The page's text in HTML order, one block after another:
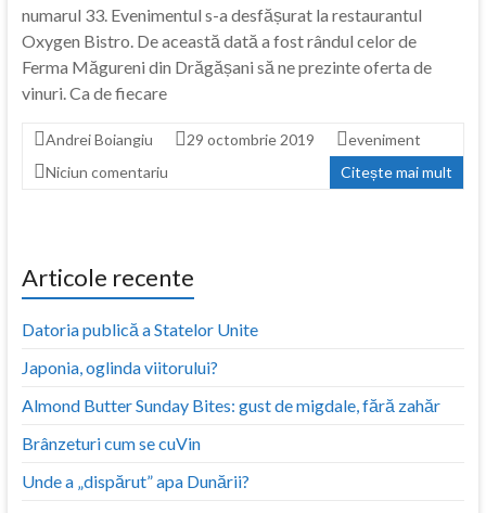
numarul 33. Evenimentul s-a desfășurat la restaurantul
Oxygen Bistro. De această dată a fost rândul celor de
Ferma Măgureni din Drăgășani să ne prezinte oferta de
vinuri. Ca de fiecare
Andrei Boiangiu 29 octombrie 2019
eveniment
Niciun comentariu
Citește mai mult
Articole recente
Datoria publică a Statelor Unite
Japonia, oglinda viitorului?
Almond Butter Sunday Bites: gust de migdale, fără zahăr
Brânzeturi cum se cuVin
Unde a „dispărut” apa Dunării?